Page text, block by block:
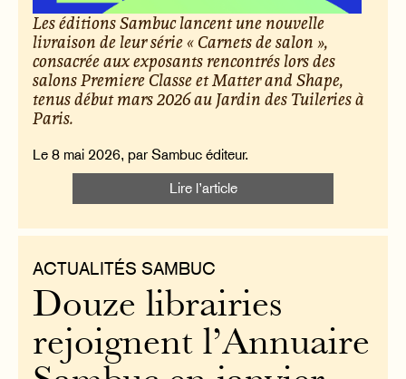
Les éditions Sambuc lancent une nouvelle
livraison de leur série « Carnets de salon »,
consacrée aux exposants rencontrés lors des
salons Premiere Classe et Matter and Shape,
tenus début mars 2026 au Jardin des Tuileries à
Paris.
Le 8 mai 2026, par Sambuc éditeur.
Lire l’article
ACTUALITÉS SAMBUC
Douze librairies
rejoignent l’Annuaire